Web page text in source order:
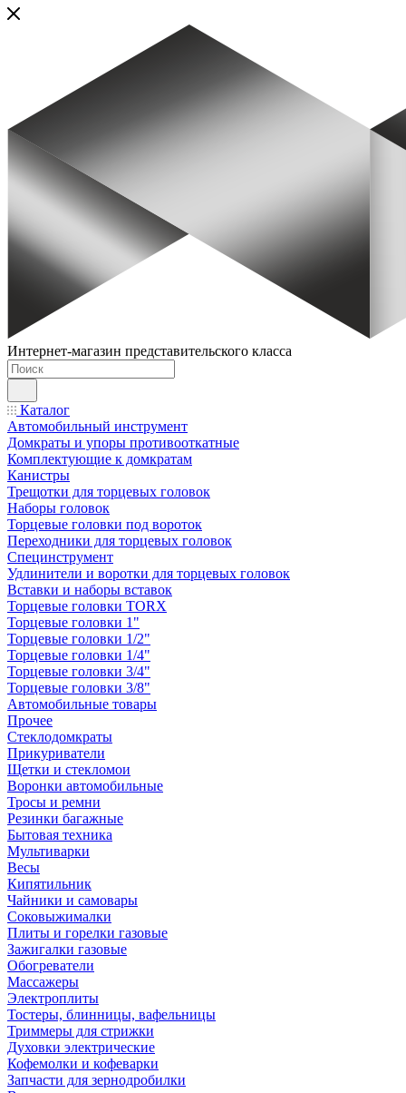
Интернет-магазин представительского класса
Каталог
Автомобильный инструмент
Домкраты и упоры противооткатные
Комплектующие к домкратам
Канистры
Трещотки для торцевых головок
Наборы головок
Торцевые головки под вороток
Переходники для торцевых головок
Специнструмент
Удлинители и воротки для торцевых головок
Вставки и наборы вставок
Торцевые головки TORX
Торцевые головки 1"
Торцевые головки 1/2"
Торцевые головки 1/4"
Торцевые головки 3/4"
Торцевые головки 3/8"
Автомобильные товары
Прочее
Стеклодомкраты
Прикуриватели
Щетки и стекломои
Воронки автомобильные
Тросы и ремни
Резинки багажные
Бытовая техника
Мультиварки
Весы
Кипятильник
Чайники и самовары
Соковыжималки
Плиты и горелки газовые
Зажигалки газовые
Обогреватели
Массажеры
Электроплиты
Тостеры, блинницы, вафельницы
Триммеры для стрижки
Духовки электрические
Кофемолки и кофеварки
Запчасти для зернодробилки